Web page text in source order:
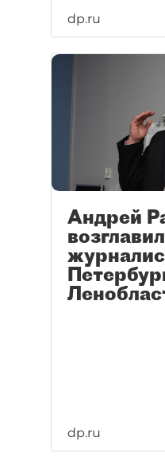
dp.ru
Андрей
dp.ru